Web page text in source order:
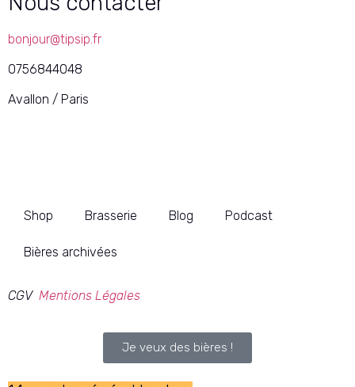
bonjour@tipsip.fr
0756844048
Avallon / Paris
Shop Brasserie Blog Podcast
Bières archivées
CGV Mentions Légales
Je veux des bières !